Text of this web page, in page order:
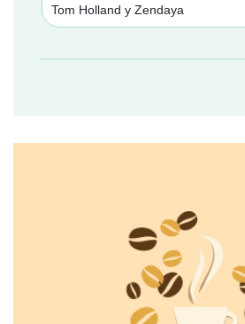
Tom Holland y Zendaya